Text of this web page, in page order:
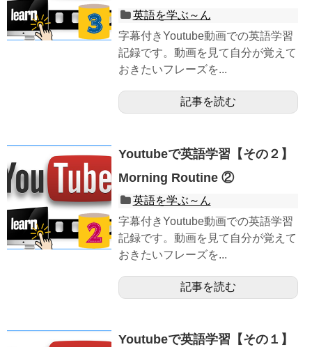
英語を学ぶ～ん
字幕付きYoutube動画での英語学習
記録です。動画を見て自分が覚えて
おきたいフレーズを...
記事を読む
Youtubeで英語学習【その２】
Morning Routine ②
英語を学ぶ～ん
字幕付きYoutube動画での英語学習
記録です。動画を見て自分が覚えて
おきたいフレーズを...
記事を読む
Youtubeで英語学習【その１】